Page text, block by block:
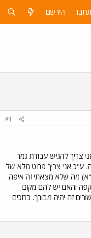
הירשם
#1
צריך להגיש עבודת גמר
ע"כ אני צריך פרוט מלא של
מה שלא מצאתי זה איפה
והאם יש להם מקום
זה יהיה מבורך. ברוכים